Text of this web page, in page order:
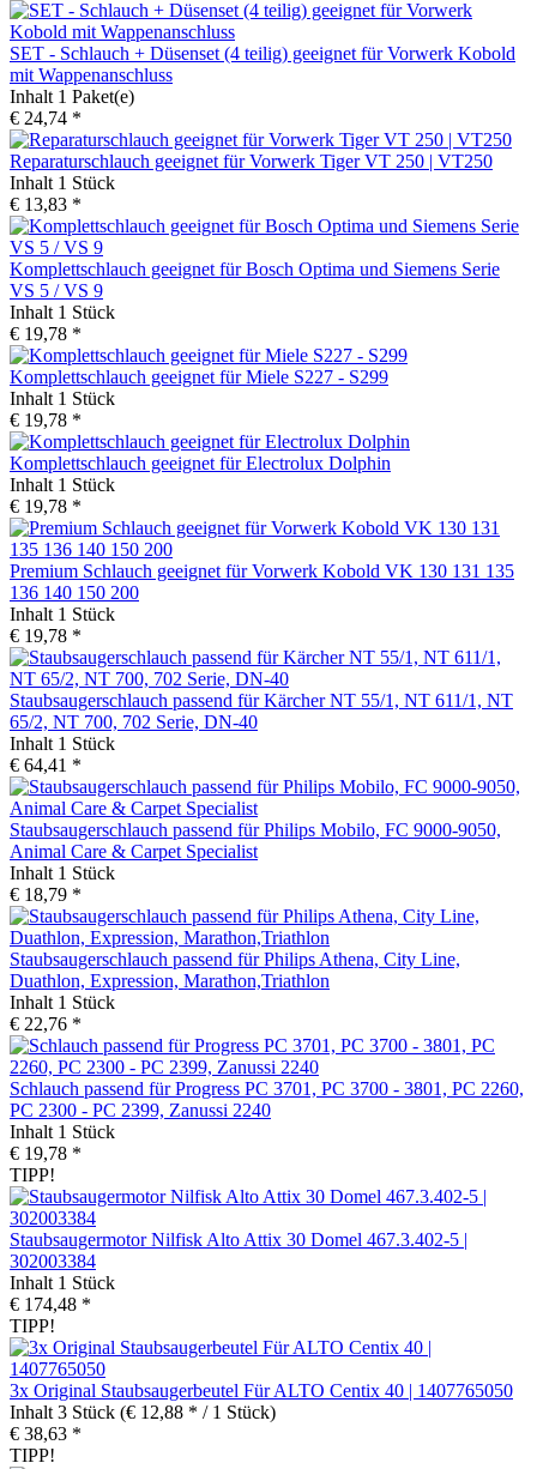
SET - Schlauch + Düsenset (4 teilig) geeignet für Vorwerk Kobold
mit Wappenanschluss
Inhalt 1 Paket(e)
€ 24,74 *
Reparaturschlauch geeignet für Vorwerk Tiger VT 250 | VT250
Inhalt 1 Stück
€ 13,83 *
Komplettschlauch geeignet für Bosch Optima und Siemens Serie
VS 5 / VS 9
Inhalt 1 Stück
€ 19,78 *
Komplettschlauch geeignet für Miele S227 - S299
Inhalt 1 Stück
€ 19,78 *
Komplettschlauch geeignet für Electrolux Dolphin
Inhalt 1 Stück
€ 19,78 *
Premium Schlauch geeignet für Vorwerk Kobold VK 130 131 135
136 140 150 200
Inhalt 1 Stück
€ 19,78 *
Staubsaugerschlauch passend für Kärcher NT 55/1, NT 611/1, NT
65/2, NT 700, 702 Serie, DN-40
Inhalt 1 Stück
€ 64,41 *
Staubsaugerschlauch passend für Philips Mobilo, FC 9000-9050,
Animal Care & Carpet Specialist
Inhalt 1 Stück
€ 18,79 *
Staubsaugerschlauch passend für Philips Athena, City Line,
Duathlon, Expression, Marathon,Triathlon
Inhalt 1 Stück
€ 22,76 *
Schlauch passend für Progress PC 3701, PC 3700 - 3801, PC 2260,
PC 2300 - PC 2399, Zanussi 2240
Inhalt 1 Stück
€ 19,78 *
TIPP!
Staubsaugermotor Nilfisk Alto Attix 30 Domel 467.3.402-5 |
302003384
Inhalt 1 Stück
€ 174,48 *
TIPP!
3x Original Staubsaugerbeutel Für ALTO Centix 40 | 1407765050
Inhalt 3 Stück (€ 12,88 * / 1 Stück)
€ 38,63 *
TIPP!